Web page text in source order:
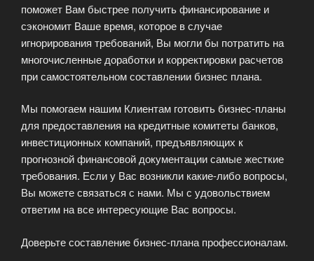
поможет Вам быстрее получить финансирование и
сэкономит Ваше время, которое в случае
игнорирования требований, Вы могли бы потратить на
многочисленные доработки и корректировки расчетов
при самостоятельном составлении бизнес плана.
Мы помогаем нашим Клиентам готовить бизнес-планы
для предоставления на кредитные комитеты банков,
инвестиционных компаний, предъявляющих к
прогнозной финансовой документации самые жесткие
требования. Если у Вас возникли какие-либо вопросы,
Вы можете связаться с нами. Мы с удовольствием
ответим на все интересующие Вас вопросы.
Доверьте составление бизнес-плана профессионалам.